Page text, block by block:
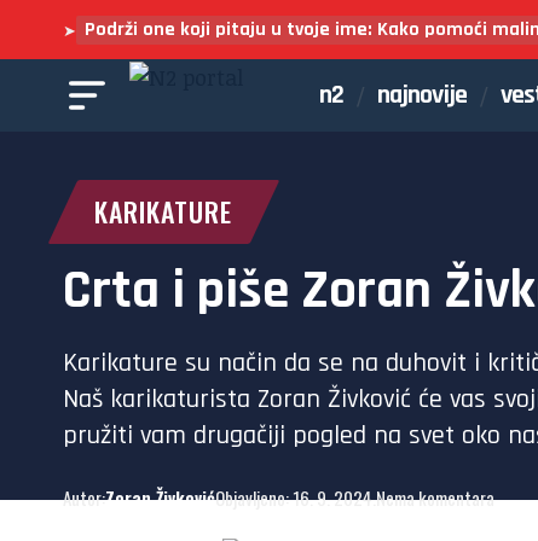
➤ Podrži one koji pitaju u tvoje ime: Kako pomoći
n2 najnovije
KARIKATURE
Crta i piše Zoran
Karikature su način da se na duhovit i
Naš karikaturista Zoran Živković će vas
pružiti vam drugačiji pogled na svet oko
Autor:Zoran ŽivkovićObjavljeno: 16. 9. 2024.Nema komentara